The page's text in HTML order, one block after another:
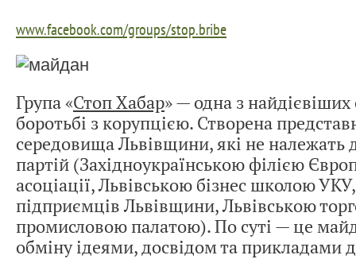
www.facebook.com/groups/stop.bribe
Група «Стоп Хабар» — одна з найдієвіших
боротьбі з корупцією. Створена
середовища Львівщини, які не належать
партій (Західноукраїнською філією
асоціації, Львівською бізнес школою
підприємців Львівщини, Львівською
промисловою палатою). По суті — це
обміну ідеями, досвідом та прикладами